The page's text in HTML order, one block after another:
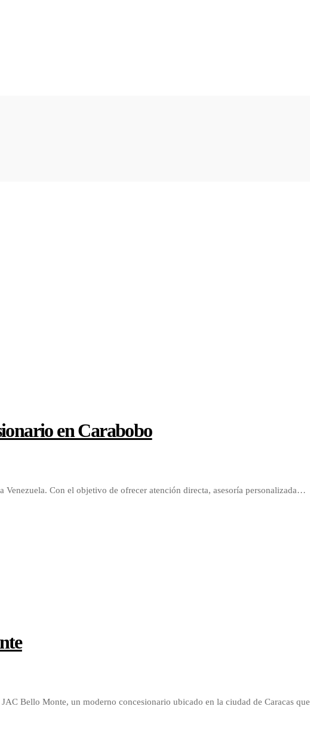
en Carabobo
Con el objetivo de ofrecer atención directa, asesoría personalizada…
Bello Monte, un moderno concesionario ubicado en la ciudad de Caracas que